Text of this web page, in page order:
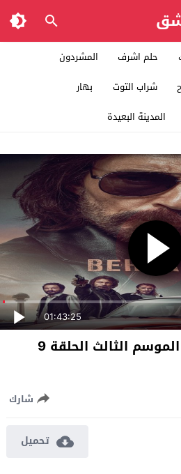
حلم اشرف
المشردون
شراب التوت
بهار
المدينة البعيدة
01:43:25
الثالث الحلقة 9
شارك
تحميل